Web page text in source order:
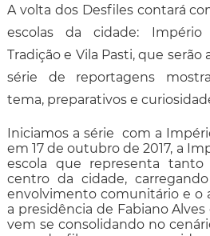
A volta dos Desfiles contará
escolas da cidade: Império
Tradição e Vila Pasti, que
série de reportagens
tema, preparativos e
Iniciamos a série com a
em 17 de outubro de 2017, a
escola que representa
centro da cidade,
envolvimento comunitário e o
a presidência de Fabiano Alves
vem se consolidando no